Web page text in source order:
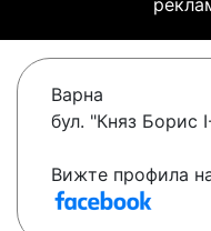
Варна
бул. "Княз Борис
Вижте профила